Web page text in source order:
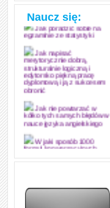
Naucz się:
egzamin? Poznaj metody
Jak poradzić sobie na
egzaminie ze statystyki
Jak napisać
merytorycznie dobrą,
strukturalnie logiczną i
edytorsko piękną pracę
dyplomową i ją z sukcesem
obronić
Jak nie powtarzać w
kółko tych samych błędów w
nauce języka angielskiego
W jaki sposób 1000
pozwoli Ci opanować język